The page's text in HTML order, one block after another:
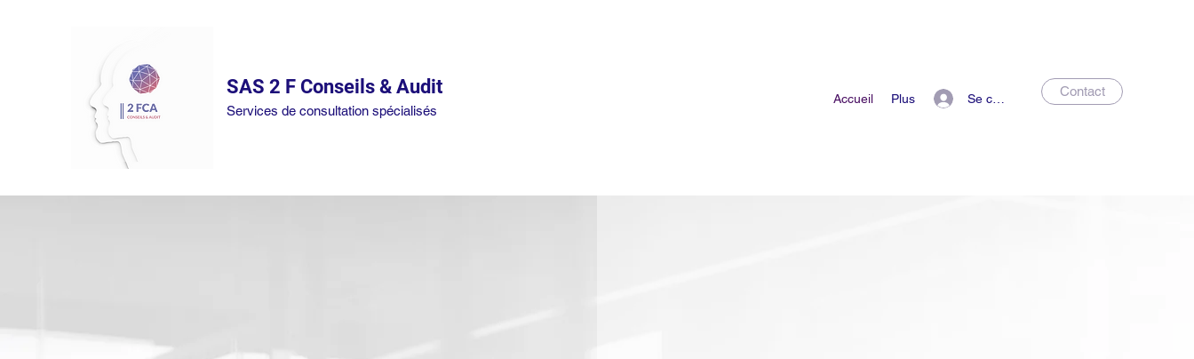
SAS 2 F Conseils & Audit
Services de consultation spécialisés
Accueil Plus Se connecter Contact